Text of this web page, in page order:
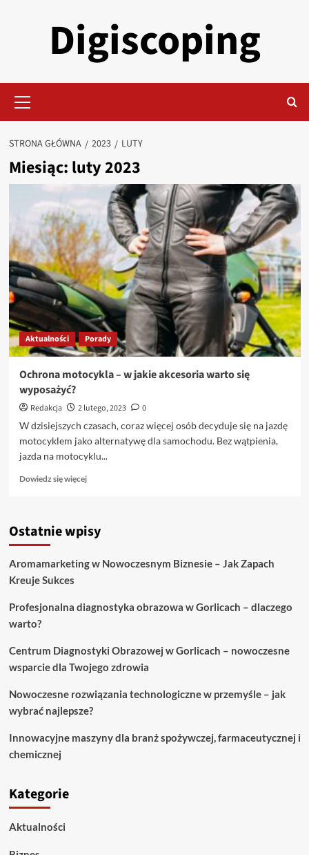
Digiscoping
główne
STRONA GŁÓWNA 2023 LUTY
Miesiąc: luty 2023
Aktualności Porady
Ochrona motocykla – w jakie akcesoria warto się
wyposażyć?
Redakcja 2 lutego, 2023
0
W dzisiejszych czasach, coraz więcej osób decyduje się na jazdę
motocyklem jako alternatywę dla samochodu. Bez wątpienia,
jazda na motocyklu...
Dowiedz się więcejDowiedz
Ochrona
w
warto
Ostatnie wpisy
Aromamarketing w Nowoczesnym Biznesie – Jak Zapach
Kreuje Sukces
Profesjonalna diagnostyka obrazowa w Gorlicach – dlaczego
warto?
Centrum Diagnostyki Obrazowej w Gorlicach – nowoczesne
wsparcie dla Twojego zdrowia
Nowoczesne rozwiązania technologiczne w przemyśle – jak
wybrać najlepsze?
Innowacyjne maszyny dla branż spożywczej, farmaceutycznej i
chemicznej
Kategorie
Aktualności